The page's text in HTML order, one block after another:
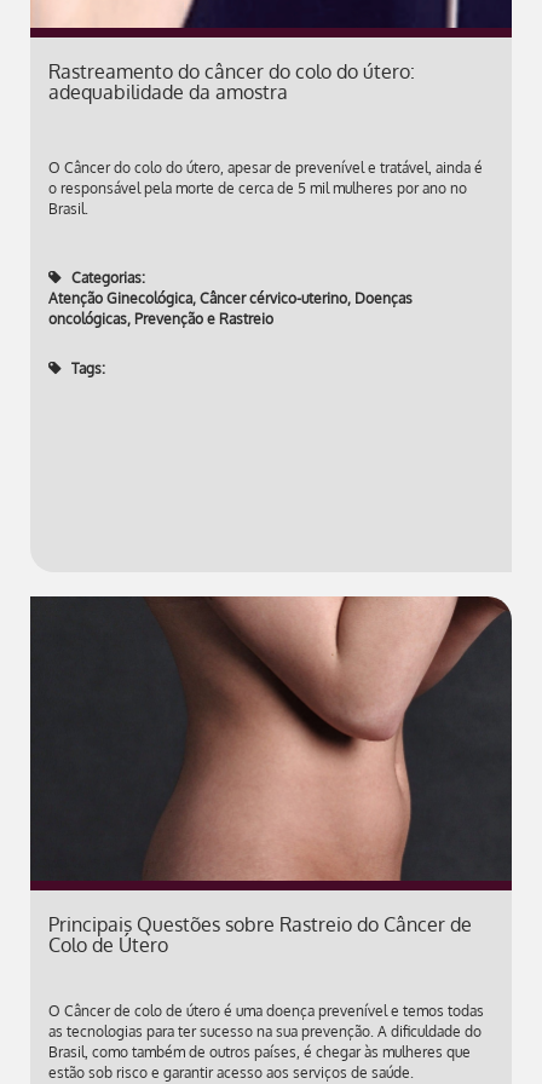
Rastreamento do câncer do colo do útero:
adequabilidade da amostra
O Câncer do colo do útero, apesar de prevenível e tratável, ainda é
o responsável pela morte de cerca de 5 mil mulheres por ano no
Brasil.
Categorias:
Atenção Ginecológica, Câncer cérvico-uterino, Doenças
oncológicas, Prevenção e Rastreio
Tags:
Principais Questões sobre Rastreio do Câncer de
Colo de Útero
O Câncer de colo de útero é uma doença prevenível e temos todas
as tecnologias para ter sucesso na sua prevenção. A dificuldade do
Brasil, como também de outros países, é chegar às mulheres que
estão sob risco e garantir acesso aos serviços de saúde.